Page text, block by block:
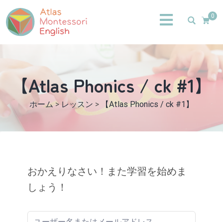
0
【Atlas Phonics / ck #1】
ホーム > レッスン > 【Atlas Phonics / ck #1】
おかえりなさい！また学習を始めま
しょう！